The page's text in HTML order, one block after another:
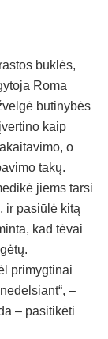
būklės,
Roma
būtinybės
kaip
o
takų.
jiems tarsi
ir pasiūlė kitą
kad tėvai
primygtinai
–
– pasitikėti